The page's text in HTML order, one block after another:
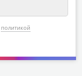
политикой